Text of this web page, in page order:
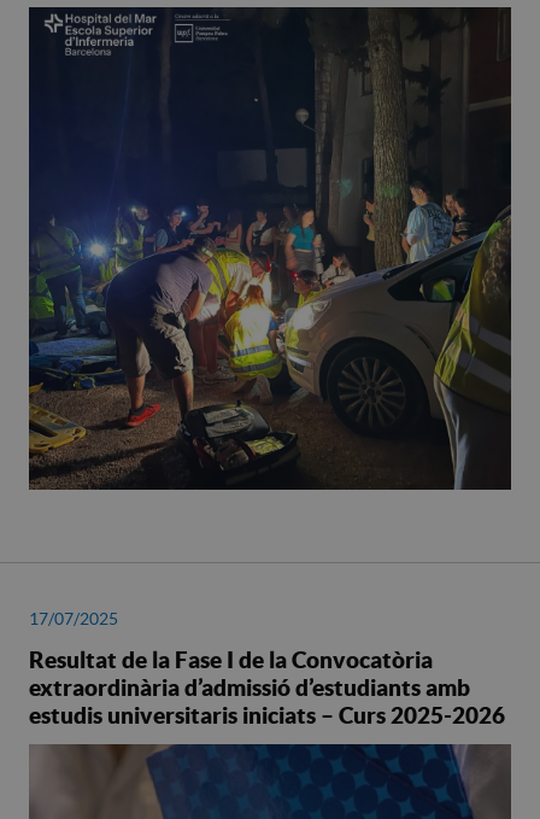
17/07/2025
Resultat de la Fase I de la Convocatòria
extraordinària d’admissió d’estudiants amb
estudis universitaris iniciats – Curs 2025-2026